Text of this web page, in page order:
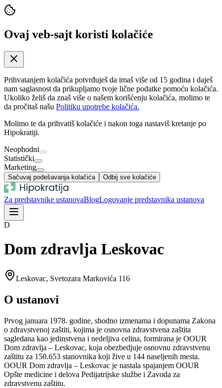
Ovaj veb-sajt koristi kolačiće
Prihvatanjem kolačića potvrđuješ da imaš više od 15 godina i daješ
nam saglasnost da prikupljamo tvoje lične podatke pomoću kolačića.
Ukoliko želiš da znaš više o našem korišćenju kolačića, molimo te
da pročitaš našu Politiku upotrebe kolačića.
Molimo te da prihvatiš kolačiće i nakon toga nastaviš kretanje po
Hipokratiji.
Neophodni
Statistički
Marketing
Sačuvaj podešavanja kolačića Odbij sve kolačiće
Za predstavnike ustanovaBlogLogovanje predstavnika ustanova
D
Dom zdravlja Leskovac
Leskovac, Svetozara Markovića 116
O ustanovi
Prvog januara 1978. godine, shodno izmenama i dopunama Zakona
o zdravstvenoj zaštiti, kojima je osnovna zdravstvena zaštita
sagledana kao jedinstvena i nedeljiva celina, formirana je OOUR
Dom zdravlja – Leskovac, koja obezbedjuje osnovnu zdravstvenu
zaštitu za 150.653 stanovnika koji žive u 144 naseljenih mesta.
OOUR Dom zdravlja – Leskovac je nastala spajanjem OOUR
Opšte medicine i delova Pedijatrijske službe i Zavoda za
zdravstvenu zaštitu.